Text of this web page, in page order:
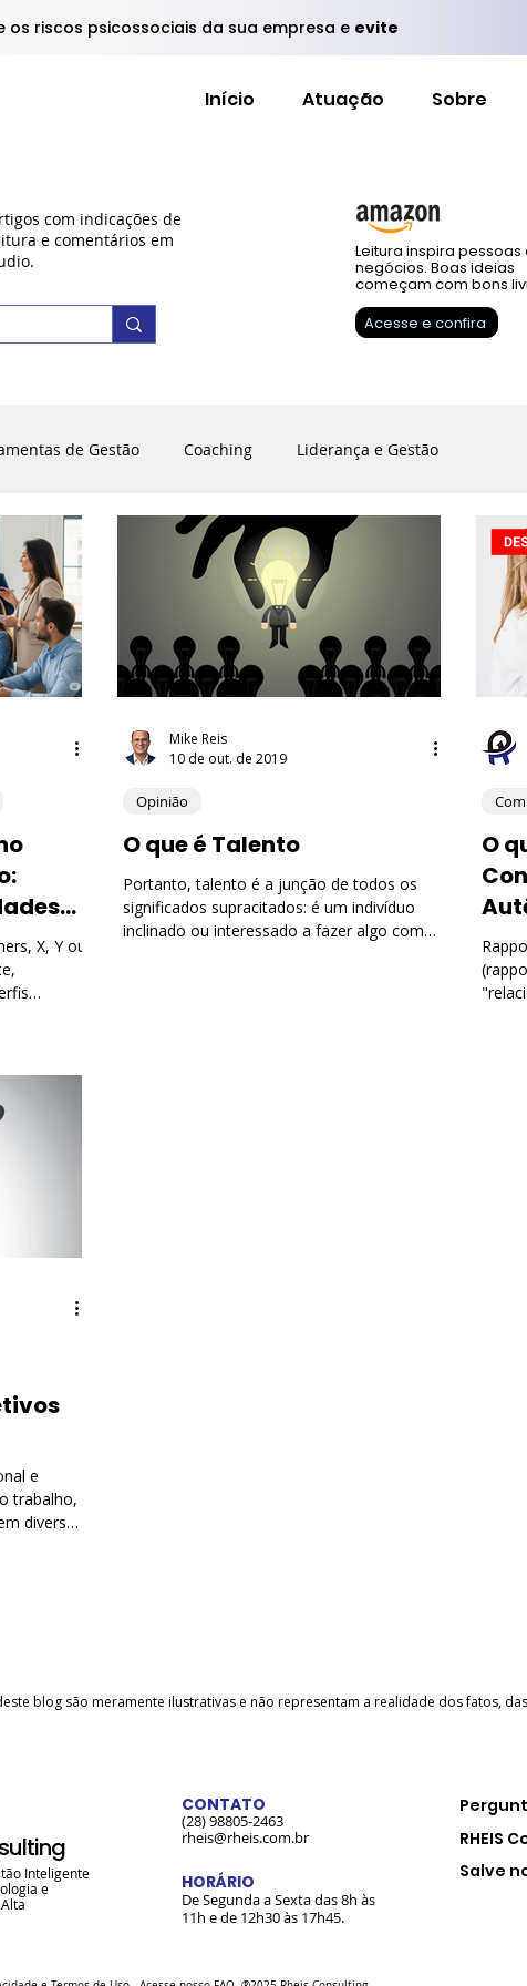
os riscos psicossociais da sua empresa e evite
Início Atuação Sobre
com indicações de
e comentários em
Leitura inspira pessoas
negócios. Boas ideias
começam com bons
Acesse e confira
de Gestão Coaching Liderança e Gestão
Comportamento Organizacional Educação Corporativa
e Finanças Empreendedorismo Marketing e Vendas
Corporativa
X, Y ou
O que é Talento
Portanto, talento é a junção de todos os
significados supracitados: é um indivíduo
inclinado ou interessado a fazer algo com
Opinião
Mike Reis
10 de out. de 2019
O
e
trabalho,
diversos
blog são meramente ilustrativas e não representam a realidade dos fatos,
Inteligente
e
CONTATO
(28) 98805-2463
rheis@rheis.com.br
HORÁRIO
De Segunda a Sexta das 8h às
11h e de 12h30 às 17h45.
RHEIS
Salve